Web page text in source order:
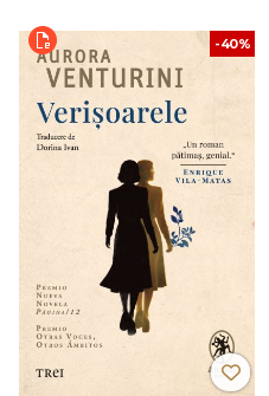
-40%